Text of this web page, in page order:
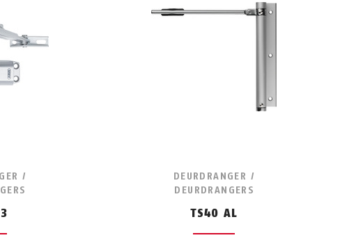
/
DEURDRANGER /
DEURDRANGERS
TS40 AL